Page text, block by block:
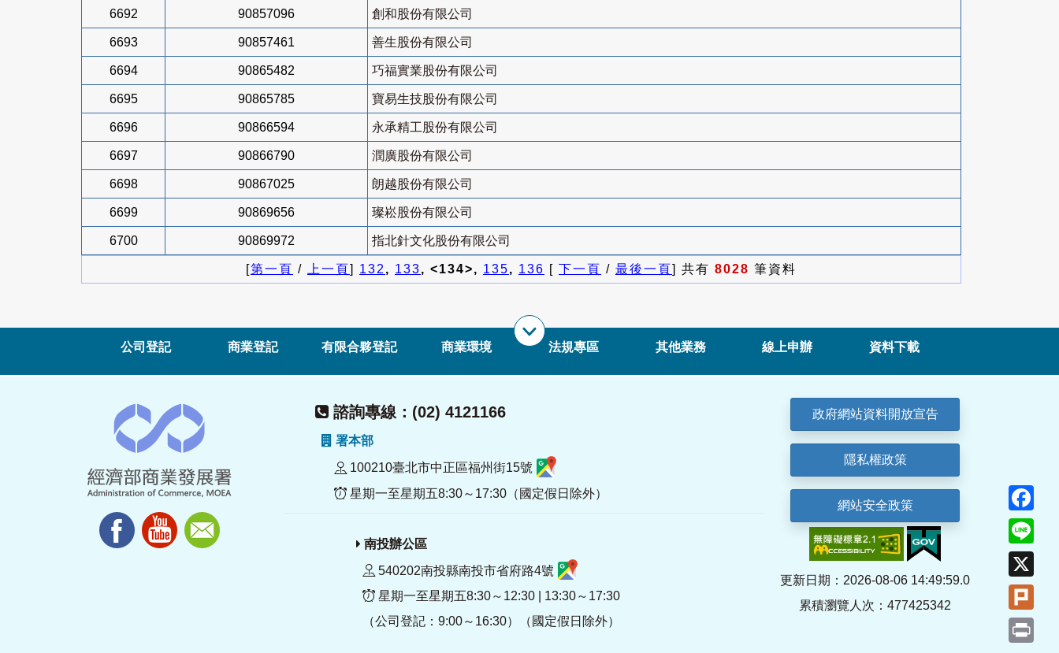
6692 90857096 創和股份有限公司
6693 90857461 善生股份有限公司
6694 90865482 巧福實業股份有限公司
6695 90865785 寶易生技股份有限公司
6696 90866594 永承精工股份有限公司
6697 90866790 潤廣股份有限公司
6698 90867025 朗越股份有限公司
6699 90869656 璨崧股份有限公司
6700 90869972 指北針文化股份有限公司
[第一頁 / 上一頁] 132, 133, <134>, 135, 136 [ 下一頁 / 最後一頁] 共有 8028 筆資料
公司登記 商業登記 有限合夥登記 商業環境 法規專區 其他業務 線上申辦 資料下載
諮詢專線：(02) 4121166
署本部
100210臺北市中正區福州街15號
星期一至星期五8:30～17:30（國定假日除外）
南投辦公區
540202南投縣南投市省府路4號
星期一至星期五8:30～12:30 | 13:30～17:30
（公司登記：9:00～16:30）（國定假日除外）
政府網站資料開放宣告
隱私權政策
網站安全政策
更新日期：2026-08-06 14:49:59.0
累積瀏覽人次：477425342